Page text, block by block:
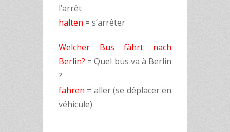
l’arrêt
halten = s’arrêter
Welcher Bus fährt nach
Berlin? = Quel bus va à Berlin
?
fahren = aller (se déplacer en
véhicule)